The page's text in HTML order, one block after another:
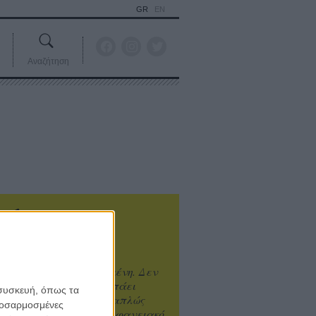
όπως τα
GR EN
Αναζήτηση
είναι υπερτιμημένη. Δεν
καλύτερο, δεν σε πάει
η επιτυχία. Είναι απλώς